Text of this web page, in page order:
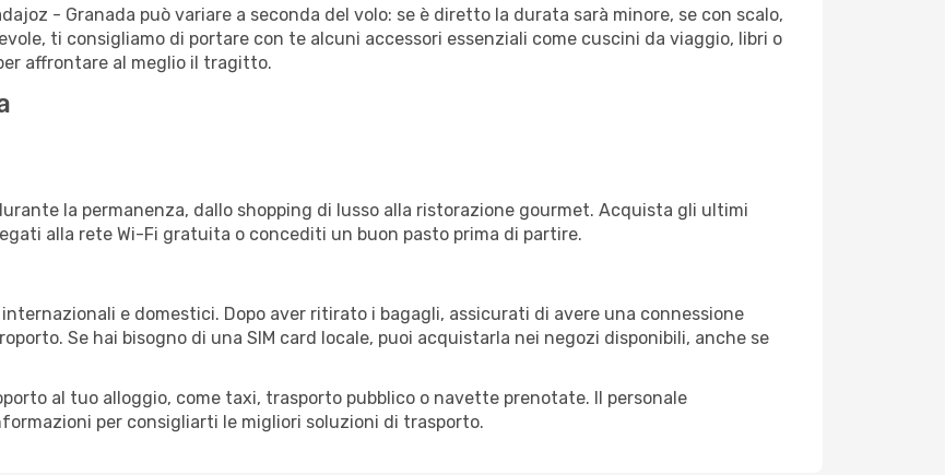
- Granada può variare a seconda del volo: se è diretto la durata sarà minore, se con scalo,
ti consigliamo di portare con te alcuni accessori essenziali come cuscini da viaggio, libri o
affrontare al meglio il tragitto.
la permanenza, dallo shopping di lusso alla ristorazione gourmet. Acquista gli ultimi
alla rete Wi-Fi gratuita o concediti un buon pasto prima di partire.
e domestici. Dopo aver ritirato i bagagli, assicurati di avere una connessione
Se hai bisogno di una SIM card locale, puoi acquistarla nei negozi disponibili, anche se
al tuo alloggio, come taxi, trasporto pubblico o navette prenotate. Il personale
per consigliarti le migliori soluzioni di trasporto.